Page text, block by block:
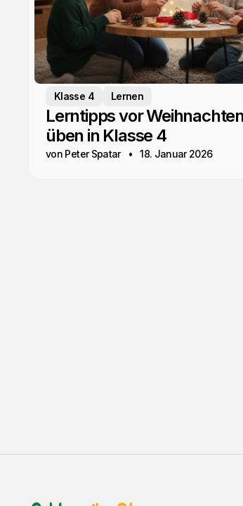
Klasse 4 Lernen
Lerntipps vor
üben in Klasse 4
von Peter Spatar 18. Januar 2026